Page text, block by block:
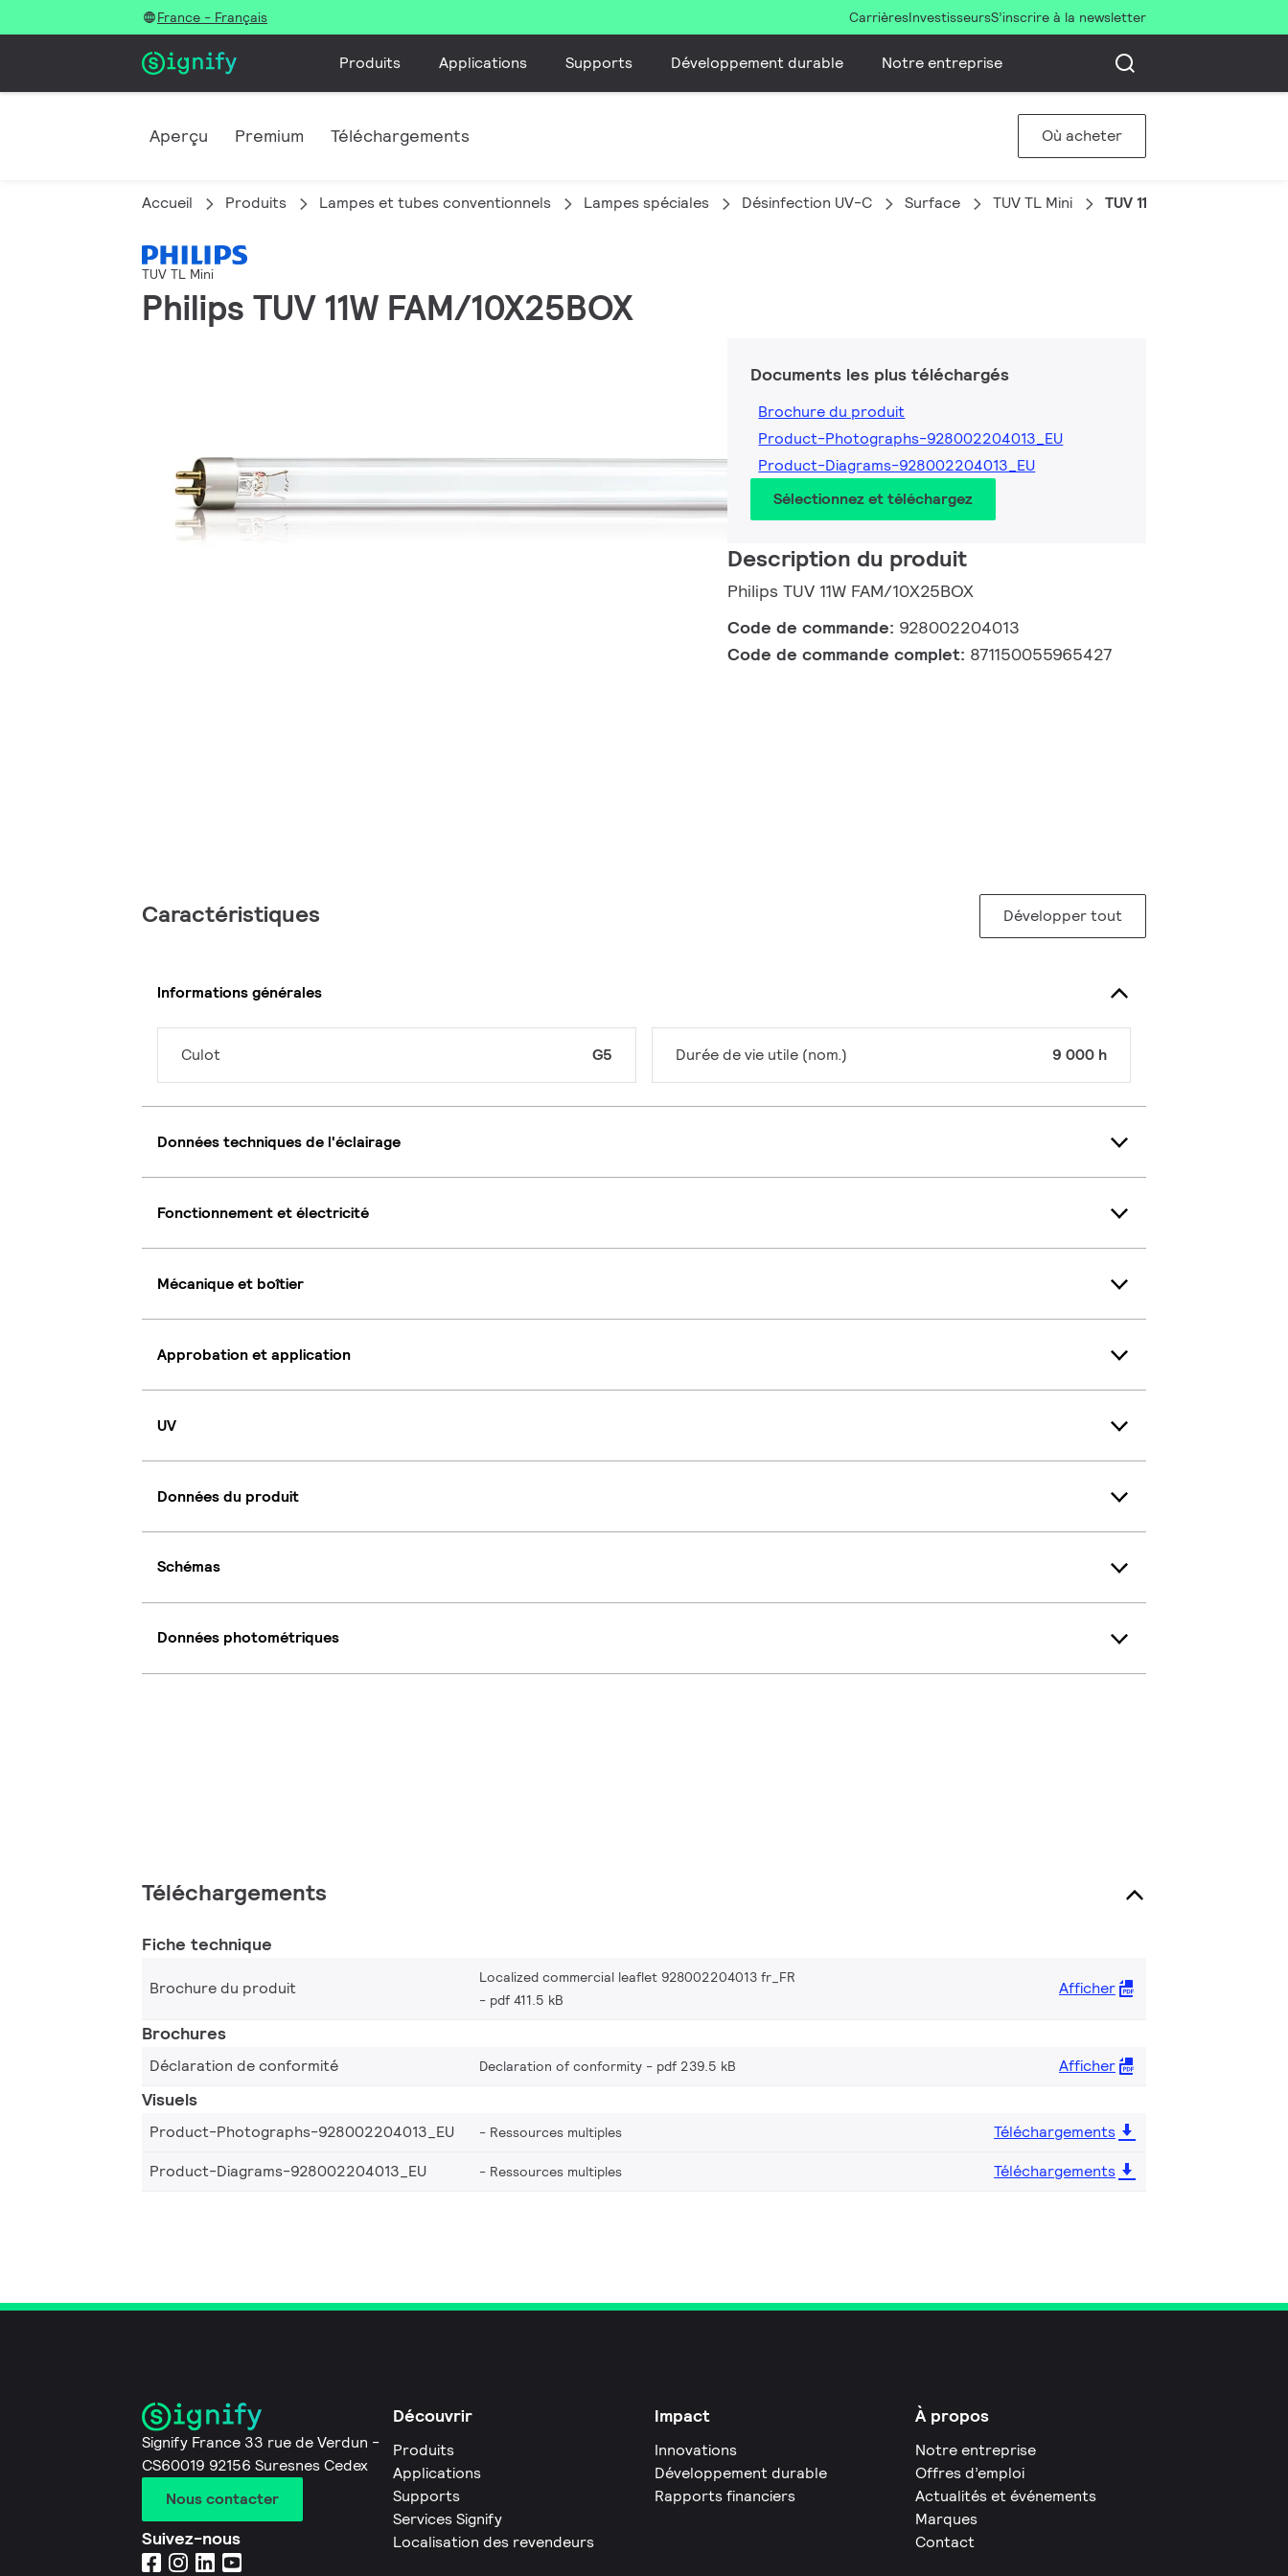
France - Français CarrièresInvestisseursS’inscrire à la newsletter
Produits Applications Supports Développement durable Notre entreprise
Aperçu Premium Téléchargements Où acheter
Accueil Produits Lampes et tubes conventionnels Lampes spéciales Désinfection UV-C Surface TUV TL Mini TUV 11W FAM/10X25BOX
TUV TL Mini
Philips TUV 11W FAM/10X25BOX
Documents les plus téléchargés
Brochure du produit
Product-Photographs-928002204013_EU
Product-Diagrams-928002204013_EU
Sélectionnez et téléchargez
Description du produit
Philips TUV 11W FAM/10X25BOX
Code de commande: 928002204013
Code de commande complet: 871150055965427
Caractéristiques Développer tout
Informations générales
Culot G5 Durée de vie utile (nom.) 9 000 h
Données techniques de l'éclairage
Fonctionnement et électricité
Mécanique et boîtier
Approbation et application
UV
Données du produit
Schémas
Données photométriques
Téléchargements
Fiche technique
Brochure du produit
Localized commercial leaflet 928002204013 fr_FR
pdf 411.5 kB
Afficher
Brochures
Déclaration de conformité Declaration of conformity pdf 239.5 kB Afficher
Visuels
Product-Photographs-928002204013_EU Ressources multiples
Téléchargements
Product-Diagrams-928002204013_EU
Ressources multiples Téléchargements
Signify France 33 rue de Verdun -
CS60019 92156 Suresnes Cedex
Nous contacter
Suivez-nous
Découvrir
Produits
Applications
Supports
Services Signify
Localisation des revendeurs
Impact
Innovations
Développement durable
Rapports financiers
À propos
Notre entreprise
Offres d’emploi
Actualités et événements
Marques
Contact